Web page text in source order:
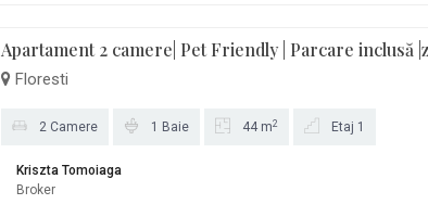
Apartament 2 camere| Pet Friendly | Parcare inclusă
Floresti
2 Camere 1 Baie 44 m2 Etaj 1
Kriszta Tomoiaga
Broker